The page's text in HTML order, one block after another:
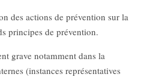
des actions de prévention sur la
principes de prévention.
grave notamment dans la
(instances représentatives